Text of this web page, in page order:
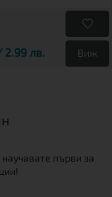
2.99 лв. Виж
първи за